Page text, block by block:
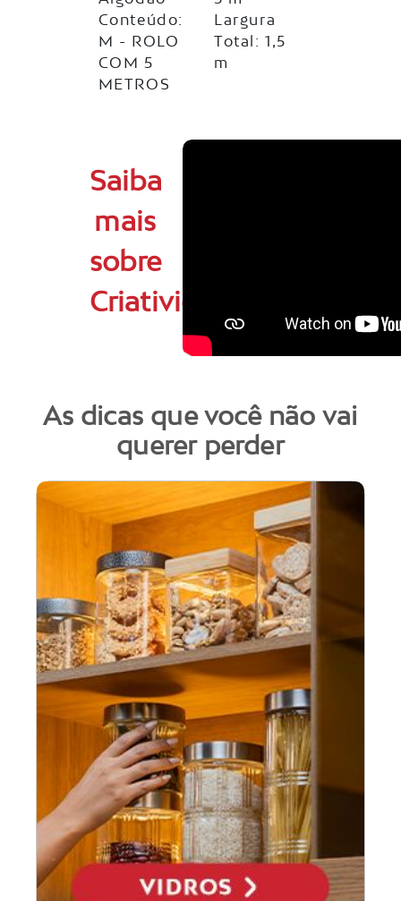
Conteúdo:
M - ROLO
COM 5
METROS
Largura
Total: 1,5
m
Saiba
mais
sobre
Criatividade
As dicas que você não vai
querer perder